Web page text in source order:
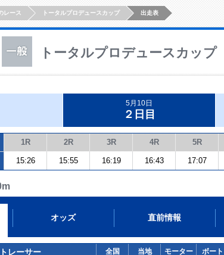
レース トータルプロデュースカップ 出走表
トータルプロデュースカップ
5月10日
２日目
1R 2R 3R 4R 5R
15:26 15:55 16:19 16:43 17:07
オッズ 直前情報
レーサー 全国 当地 モーター ボート